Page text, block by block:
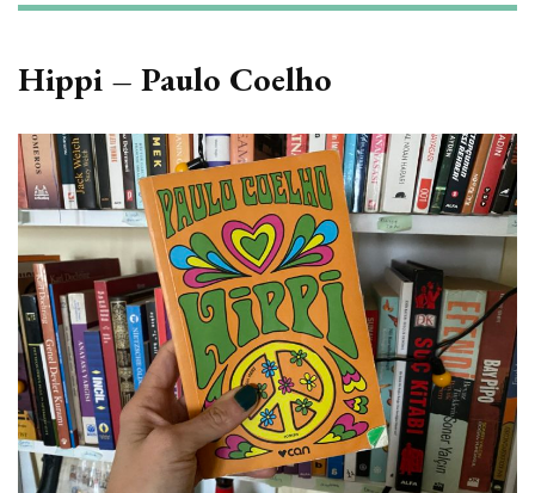
Hippi – Paulo Coelho